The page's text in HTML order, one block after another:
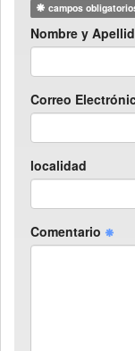
campos
Nombre y
Correo
localidad
Comentario